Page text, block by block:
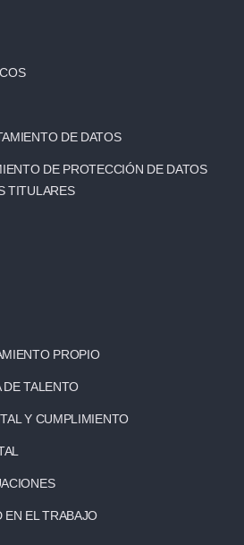
DE DATOS
DE PROTECCIÓN DE DATOS
TITULARES
PROPIO
DE TALENTO
Y CUMPLIMIENTO
EN EL TRABAJO